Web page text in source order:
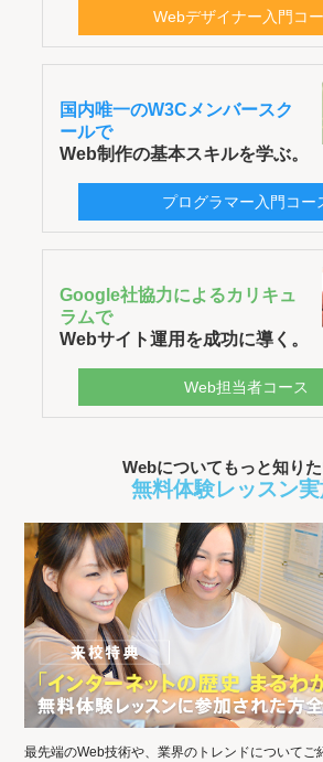
Webデザイナー入門コ
国内唯一のW3Cメンバースク
ールで
Web制作の基本スキルを学ぶ。
プログラマー入門コー
Google社協力によるカリキュ
ラムで
Webサイト運用を成功に導く。
Web担当者コース
Webについてもっと知り
無料体験レッスン
最先端のWeb技術や、業界のトレンドについてご